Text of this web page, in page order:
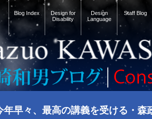
Blog Index
Design for
Disability
Design
Language
Staff Blog
年早々、最高の講義を受ける・